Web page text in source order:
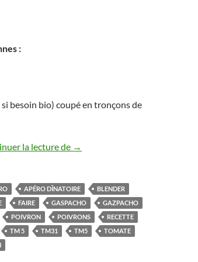
:
besoin bio) coupé en tronçons de
la lecture de Gaspacho de légumes au
→
APÉRO DÎNATOIRE
BLENDER
FAIRE GASPACHO
GAZPACHO
POIVRON POIVRONS
RECETTE
TM 5 TM31 TM5
TOMATE